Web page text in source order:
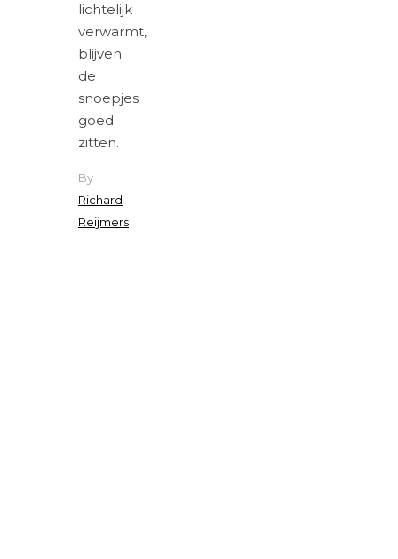
lichtelijk
verwarmt,
blijven
de
snoepjes
goed
zitten.
By
Richard
Reijmers